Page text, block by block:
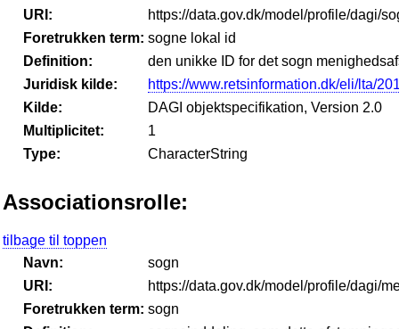
URI:
https://data.gov.dk/model/profile/dagi/
Foretrukken term: sogne lokal id
Definition:
den unikke ID for det sogn
Juridisk kilde:
https://www.retsinformation.dk/eli/lta/
Kilde:
DAGI objektspecifikation, Version 2.0
Multiplicitet:
1
Type:
CharacterString
Associationsrolle:
tilbage til toppen
Navn:
sogn
URI:
https://data.gov.dk/model/profile/dagi/
Foretrukken term: sogn